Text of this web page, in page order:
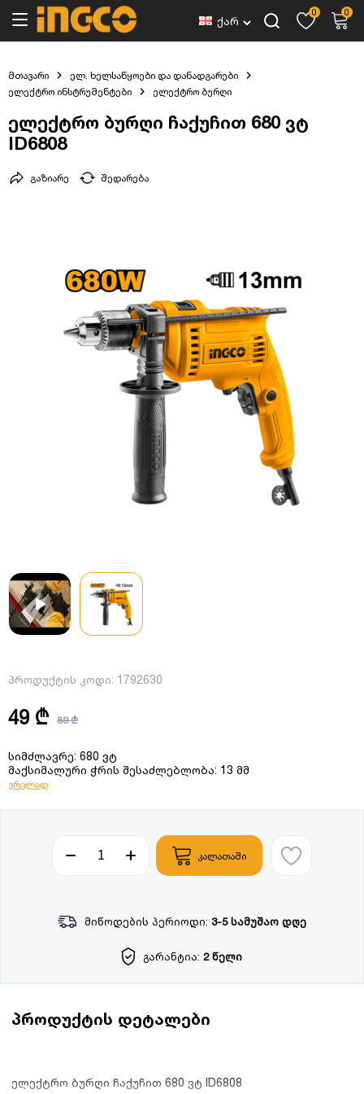
ქარ
0 0
მთავარი
ელ. ხელსაწყოები და დანადგარები
ელექტრო ინსტრუმენტები
ელექტრო ბურღი
ელექტრო ბურღი ჩაქუჩით 680 ვტ
ID6808
შედარება
გაზიარე
პროდუქტის კოდი: 1792630
49 ₾ 89 ₾
სიმძლავრე: 680 ვტ
მაქსიმალური ჭრის შესაძლებლობა: 13 მმ
ვრცლად
კალათაში
მიწოდების პერიოდი: 3-5 სამუშაო დღე
გარანტია: 2 წელი
პროდუქტის დეტალები
ელექტრო ბურღი ჩაქუჩით 680 ვტ ID6808